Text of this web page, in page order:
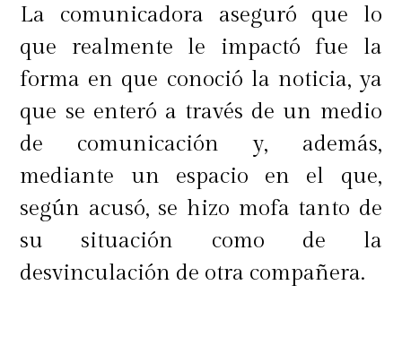
La comunicadora aseguró que lo
que realmente le impactó fue la
forma en que conoció la noticia, ya
que se enteró a través de un medio
de comunicación y, además,
mediante un espacio en el que,
según acusó, se hizo mofa tanto de
su situación como de la
desvinculación de otra compañera.